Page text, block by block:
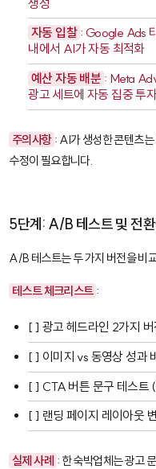
생성
자동 입찰 : Google Ads
내에서 AI가 자동 최적화
예산 자동 배분 : Meta
광고 세트에 자동 집중 투
주의사항 : AI가 생성한 콘텐츠
수정이 필요합니다.
5단계: A/B 테스트 및 전
A/B 테스트는 두 가지 버전을 비
테스트 체크리스트 :
[ ] 광고 헤드라인 2가지 버
[ ] 이미지 vs 동영상 성과
[ ] CTA 버튼 문구 테스트
[ ] 랜딩 페이지 레이아웃
실제 사례 : 한 숙박업체는 광고